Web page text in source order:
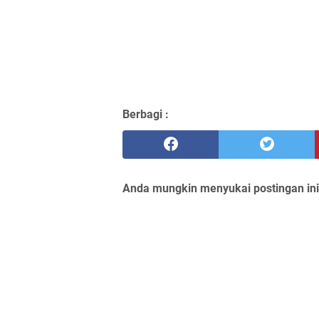
Berbagi :
Anda mungkin menyukai postingan